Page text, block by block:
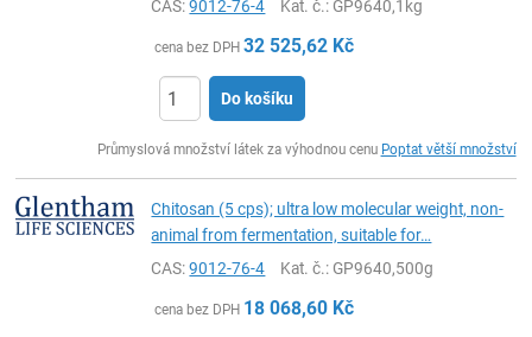
CAS:9012-76-4 Kat. č.: GP9640,1kg
cena bez DPH 32 525,62 Kč
Do košíku
Průmyslová množství látek za výhodnou cenu Poptat větší množství
Chitosan (5 cps); ultra low molecular weight, non-
animal from fermentation, suitable for…
CAS:9012-76-4 Kat. č.: GP9640,500g
cena bez DPH 18 068,60 Kč